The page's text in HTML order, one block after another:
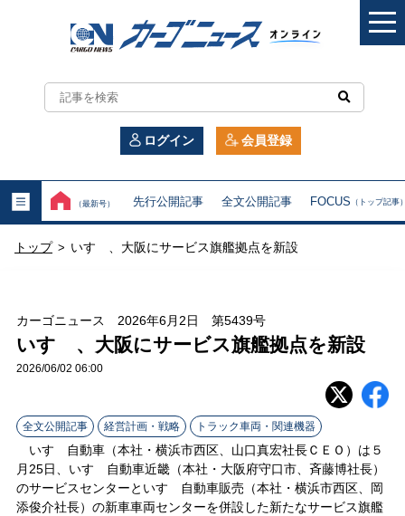
カ
ー
ニ
ュ
オ
ン
ラ
イ
ン
ログイン 会員登録
（最新号） 先行公開記事 全文公開記事 FOCUS （トップ記事
トップ > いすゞ、大阪にサービス旗艦拠点を新設
カーゴニュース 2026年6月2日 第5439号
いすゞ、大阪にサービス旗艦拠点を新設
2026/06/02 06:00
全文公開記事 経営計画・戦略 トラック車両・関連機器
いすゞ自動車（本社・横浜市西区、山口真宏社長ＣＥＯ）は５
月25日、いすゞ自動車近畿（本社・大阪府守口市、斉藤博社長）
のサービスセンターといすゞ自動車販売（本社・横浜市西区、岡
添俊介社長）の新車車両センターを併設した新たなサービス旗艦